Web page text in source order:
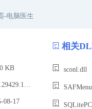
-电脑医生
KB
08-17
相关
sconl.dll